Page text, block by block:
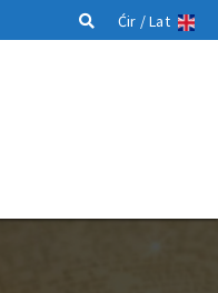
Ćir /Lat